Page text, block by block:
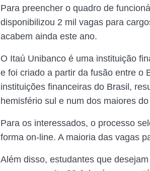
Para preencher o quadro de
disponibilizou 2 mil vagas para
acabem ainda este ano.
O Itaú Unibanco é uma instituição
e foi criado a partir da fusão entre o
instituições financeiras do Brasil,
hemisfério sul e num dos maiores
Para os interessados, o processo
forma on-line. A maioria das vagas
Além disso, estudantes que